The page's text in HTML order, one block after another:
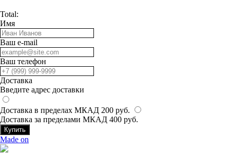
Total:
Имя
Ваш e-mail
Ваш телефон
Доставка
Введите адрес доставки
Доставка в пределах МКАД 200 руб.
Доставка за пределами МКАД 400 руб.
Купить
Made on